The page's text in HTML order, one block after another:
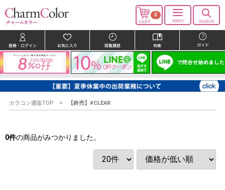
0
カラコン通販TOP 【終売】#CLEAR
0件の商品がみつかりました。